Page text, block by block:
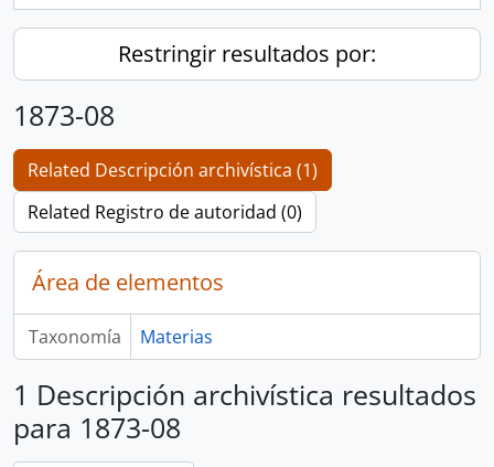
Restringir resultados por:
1873-08
Related Descripción archivística (1)
Related Registro de autoridad (0)
Área de elementos
Taxonomía Materias
1 Descripción archivística resultados
para 1873-08